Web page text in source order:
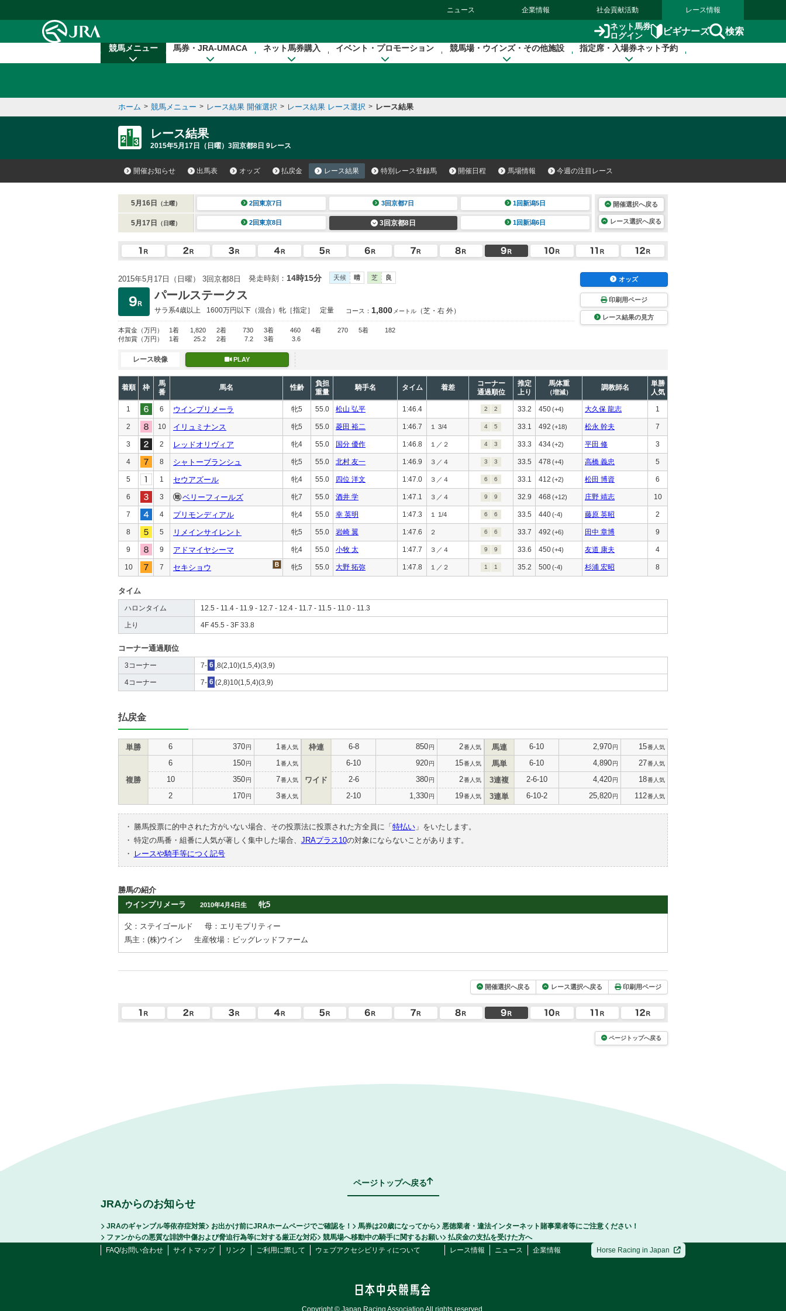
ニュース 企業情報 社会貢献活動 レース情報
ネット馬券
ログイン
ビギナーズ 検索
競馬メニュー 馬券・JRA-UMACA ネット馬券購入 イベント・プロモーション 競馬場・ウインズ・その他施設 指定席・入場券ネット予約
ホーム > 競馬メニュー > レース結果 開催選択 > レース結果 レース選択 > レース結果
レース結果
2015年5月17日（日曜）3回京都8日 9レース
開催お知らせ 出馬表 オッズ 払戻金 レース結果 特別レース登録馬 開催日程 馬場情報 今週の注目レース
5月16日 （土曜） 2回東京7日 3回京都7日 1回新潟5日
5月17日 （日曜） 2回東京8日 3回京都8日 1回新潟6日
開催選択へ戻る
レース選択へ戻る
2015年5月17日（日曜） 3回京都8日 発走時刻： 14時15分 天候 晴 芝 良
パールステークス
サラ系4歳以上 1600万円以下 （混合）牝［指定］ 定量 コース： 1,800 メートル （芝・右 外）
本賞金 （万円） 1着 1,820 2着 730 3着 460 4着 270 5着
182
付加賞 （万円） 1着 25.2 2着 7.2 3着 3.6
オッズ
印刷用ページ
レース結果の見方
レース映像 PLAY
着順 枠
馬
番
馬名 性齢
負担
重量
騎手名 タイム 着差
コーナー
通過順位
推定
上り
馬体重
（増減）
調教師名
単勝
人気
1 6 ウインプリメーラ 牝5 55.0 松山 弘平 1:46.4 2 2 33.2 450(+4) 大久保 龍志 1
2 10 イリュミナンス 牝5 55.0 菱田 裕二 1:46.7 １ 3/4 4 5 33.1 492 (+18) 松永 幹夫 7
3 2 レッドオリヴィア 牝4 55.0 国分 優作 1:46.8 １／２ 4 3 33.3 434(+2) 平田 修 3
4 8 シャトーブランシュ 牝5 55.0 北村 友一 1:46.9 ３／４ 3 3 33.5 478 (+4) 高橋 義忠 5
5 1 セウアズール 牝4 55.0 四位 洋文 1:47.0 ３／４ 6 6 33.1 412 (+2) 松田 博資 6
6 3 ベリーフィールズ 牝7 55.0 酒井 学 1:47.1 ３／４ 9 9 32.9 468 (+12) 庄野 靖志 10
7 4 プリモンディアル 牝4 55.0 幸 英明 1:47.3 １ 1/4 6 6 33.5 440(-4) 藤原 英昭 2
8 5 リメインサイレント 牝5 55.0 岩崎 翼 1:47.6 ２ 6 6 33.7 492 (+6) 田中 章博 9
9 9 アドマイヤシーマ 牝4 55.0 小牧 太 1:47.7 ３／４ 9 9 33.6 450(+4) 友道 康夫 4
10 7 セキショウ 牝5 55.0 大野 拓弥 1:47.8 １／２ 1 1 35.2 500(-4) 杉浦 宏昭 8
タイム
ハロンタイム 12.5 - 11.4 - 11.9 - 12.7 - 12.4 - 11.7 - 11.5 - 11.0 - 11.3
上り 4F 45.5 - 3F 33.8
コーナー通過順位
3コーナー 7- 6 ,8(2,10)(1,5,4)(3,9)
4コーナー 7- 6 (2,8)10(1,5,4)(3,9)
払戻金
単勝 6 370円 1 番人気
複勝
6 150円 1 番人気
10 350円 7番人気
2 170円 3番人気
枠連 6-8 850円 2番人気
ワイド
6-10 920円 15番人気
2-6 380円 2番人気
2-10 1,330円 19番人気
馬連 6-10 2,970円 15番人気
馬単 6-10 4,890円 27番人気
3連複 2-6-10 4,420円 18番人気
3連単 6-10-2 25,820円 112番人気
・ 勝馬投票に的中された方がいない場合、その投票法に投票された方全員に「 特払い」をいたします。
・ 特定の馬番・組番に人気が著しく集中した場合、 JRAプラス10の対象にならないことがあります。
・
レースや騎手等につく記号
勝馬の紹介
ウインプリメーラ
2010年4月4日生 牝5
父：ステイゴールド
母：エリモプリティー
馬主：(株)ウイン
生産牧場：ビッグレッドファーム
開催選択へ戻る レース選択へ戻る 印刷用ページ
ページトップへ戻る
ページトップへ戻る
JRAからのお知らせ
JRAのギャンブル等依存症対策 お出かけ前にJRAホームページでご確認を！ 馬券は20歳になってから
悪徳業者・違法インターネット賭事業者等にご注意ください！
ファンからの悪質な誹謗中傷および脅迫行為等に対する厳正な対応
競馬場へ移動中の騎手に関するお願い
払戻金の支払を受けた方へ
FAQ/お問い合わせ
サイトマップ リンク ご利用に際して ウェブアクセシビリティについて レース情報 ニュース 企業情報 Horse Racing in Japan
Copyright © Japan Racing Association All rights reserved.